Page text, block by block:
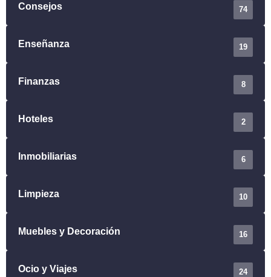
Consejos 74
Enseñanza 19
Finanzas 8
Hoteles 2
Inmobiliarias 6
Limpieza 10
Muebles y Decoración 16
Ocio y Viajes 24